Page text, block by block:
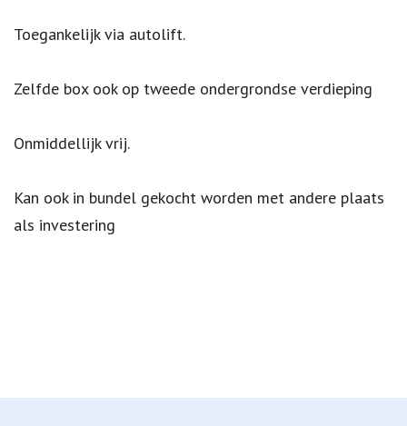
Toegankelijk via autolift.
Zelfde box ook op tweede ondergrondse verdieping
Onmiddellijk vrij.
Kan ook in bundel gekocht worden met andere plaats
als investering